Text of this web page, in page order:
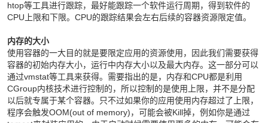
htop等工具进行跟踪，最好能跟踪一个软件运行周期，得到软件的
CPU上限和下限。CPU的跟踪结果会左右后续的容器资源限定值。
内存的大小
使用容器的一大目的就是要限定应用的资源使用，因此我们需要获得
容器的初始内存大小，运行中内存大小以及最大内存。这一部分可以
通过vmstat等工具来获得。需要指出的是，内存和CPU都是利用
CGroup内核技术进行控制的，所以控制的是使用上限，并不是分配
以后就专属于某个容器。只不过如果你的应用使用内存超过了上限，
程序会触发OOM(out of memory)，可能会被Kill掉，例如你是通过